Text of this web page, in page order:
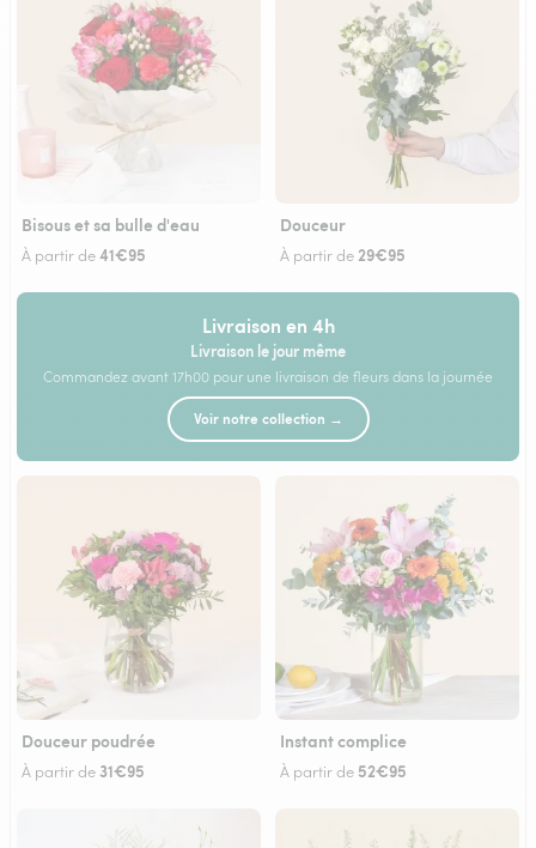
Bisous et sa bulle d'eau
À partir de41€95
Douceur
À partir de29€95
Livraison en 4h
Livraison le jour même
Commandez avant 17h00 pour une livraison de fleurs dans la journée
Voir notre collection →
Douceur poudrée
À partir de 31€95
Instant complice
À partir de 52€95